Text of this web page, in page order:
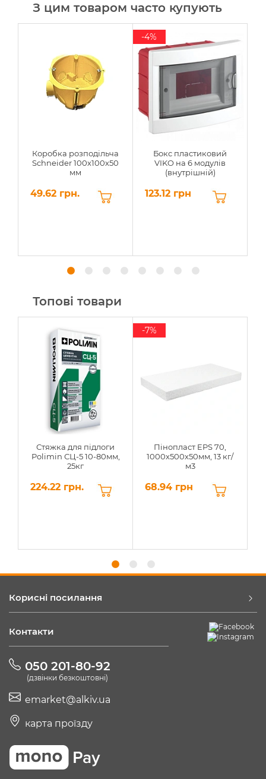
З цим товаром часто купують
Коробка розподільча
Schneider 100х100х50
мм
49.62 грн.
Бокс пластиковий
VIKO на 6 модулів
(внутрішній)
123.12 грн
-4%
Топові товари
Стяжка для підлоги
Polimin СЦ-5 10-80мм,
25кг
224.22 грн.
Пінопласт EPS 70,
1000х500х50мм, 13 кг/
м3
68.94 грн
-7%
Корисні посилання
Контакти
050 201-80-92
(дзвінки безкоштовні)
emarket@alkiv.ua
карта проїзду